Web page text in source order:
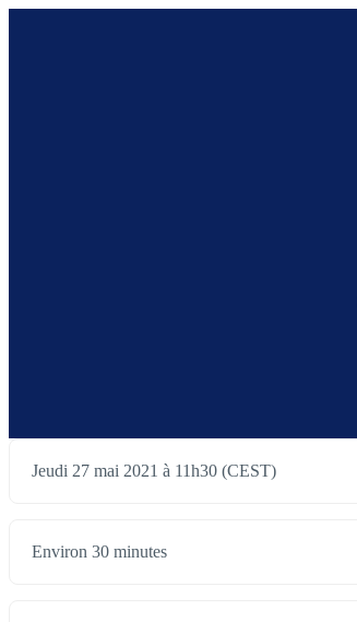
Jeudi 27 mai 2021 à 11h30 (CEST)
Environ 30 minutes